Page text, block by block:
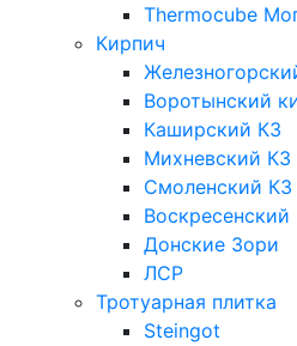
Thermocube
Кирпич
Воротынский
Каширский КЗ
Михневский КЗ
Смоленский КЗ
Воскресенский
Донские Зори
ЛСР
Тротуарная плитка
Steingot